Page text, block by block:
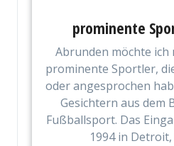
prominente
Abrunden möchte ich
prominente Sportler,
oder angesprochen
Gesichtern aus dem
Fußballsport. Das
1994 in